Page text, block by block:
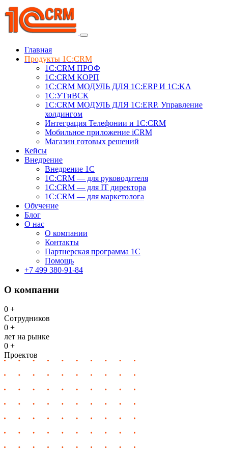
Главная
Продукты 1C:CRM
1С:CRM ПРОФ
1С:CRM КОРП
1С:CRM МОДУЛЬ ДЛЯ 1C:ERP И 1C:KA
1C:УТиВСК
1С:CRM МОДУЛЬ ДЛЯ 1C:ERP. Управление
холдингом
Интеграция Телефонии и 1C:CRM
Мобильное приложение iCRM
Магазин готовых решений
Кейсы
Внедрение
Внедрение 1C
1С:CRM — для руководителя
1С:CRM — для IT директора
1С:CRM — для маркетолога
Обучение
Блог
О нас
О компании
Контакты
Партнерская программа 1С
Помощь
+7 499 380-91-84
О компании
0 +
Сотрудников
0 +
лет на рынке
0 +
Проектов